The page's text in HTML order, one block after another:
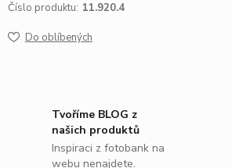
Číslo produktu: 11.920.4
Do oblíbených
Tvoříme BLOG z
našich produktů
Inspiraci z fotobank na
webu nenajdete.